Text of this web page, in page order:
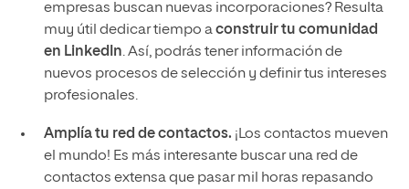
empresas buscan nuevas incorporaciones? Resulta
muy útil dedicar tiempo aconstruir tu comunidad
en LinkedIn. Así, podrás tener información de
nuevos procesos de selección y definir tus intereses
profesionales.
Amplía tu red de contactos. ¡Los contactos mueven
el mundo! Es más interesante buscar una red de
contactos extensa que pasar mil horas repasando